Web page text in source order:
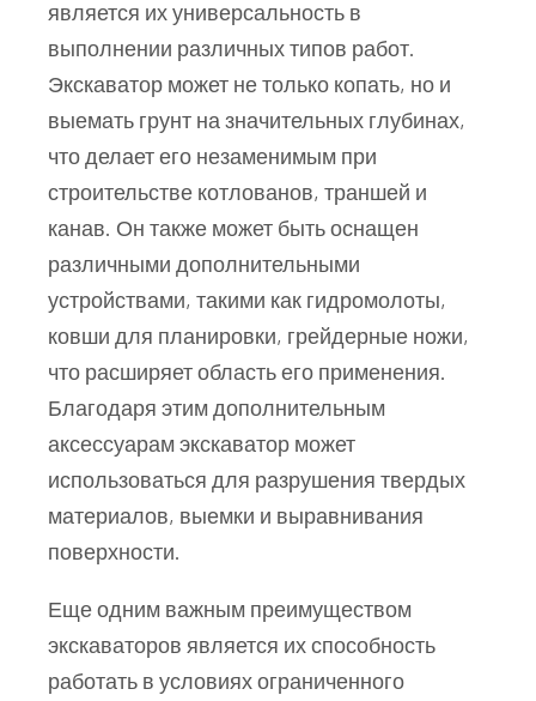
является их универсальность в
выполнении различных типов работ.
Экскаватор может не только копать, но и
выемать грунт на значительных глубинах,
что делает его незаменимым при
строительстве котлованов, траншей и
канав. Он также может быть оснащен
различными дополнительными
устройствами, такими как гидромолоты,
ковши для планировки, грейдерные ножи,
что расширяет область его применения.
Благодаря этим дополнительным
аксессуарам экскаватор может
использоваться для разрушения твердых
материалов, выемки и выравнивания
поверхности.
Еще одним важным преимуществом
экскаваторов является их способность
работать в условиях ограниченного